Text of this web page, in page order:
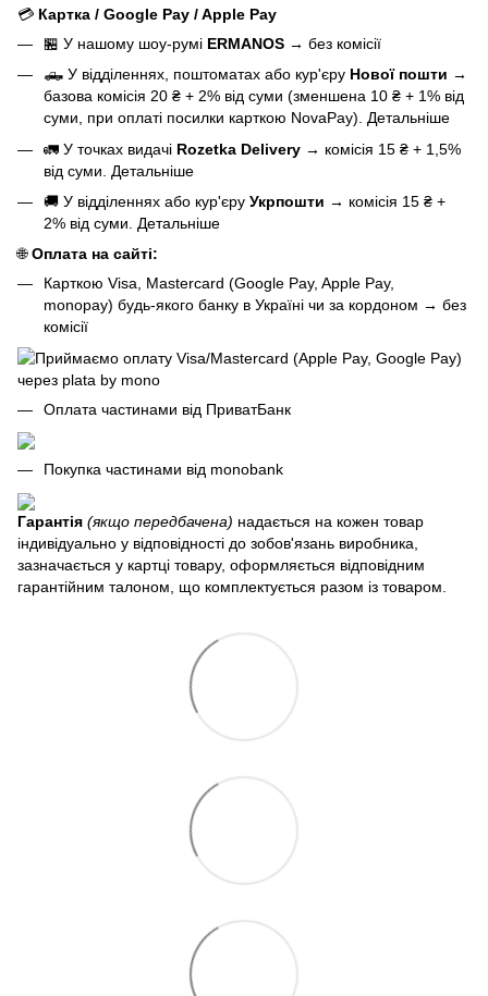
💳 Картка / Google Pay / Apple Pay
🏪 У нашому шоу-румі ERMANOS → без комісії
🛻 У відділеннях, поштоматах або кур'єру Нової пошти →
базова комісія 20 ₴ + 2% від суми (зменшена 10 ₴ + 1% від
суми, при оплаті посилки карткою NovaPay). Детальніше
🚛 У точках видачі Rozetka Delivery → комісія 15 ₴ + 1,5%
від суми. Детальніше
🚚 У відділеннях або кур'єру Укрпошти → комісія 15 ₴ +
2% від суми. Детальніше
🌐Оплата на сайті:
Карткою Visa, Mastercard (Google Pay, Apple Pay,
monopay) будь-якого банку в Україні чи за кордоном → без
комісії
Оплата частинами від ПриватБанк
Покупка частинами від monobank
Гарантія (якщо передбачена) надається на кожен товар
індивідуально у відповідності до зобов'язань виробника,
зазначається у картці товару, оформляється відповідним
гарантійним талоном, що комплектується разом із товаром.